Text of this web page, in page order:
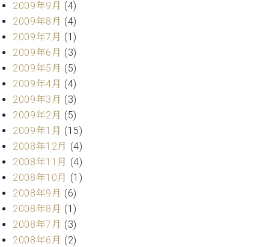
2009年9月 (4)
2009年8月 (4)
2009年7月 (1)
2009年6月 (3)
2009年5月 (5)
2009年4月 (4)
2009年3月 (3)
2009年2月 (5)
2009年1月 (15)
2008年12月 (4)
2008年11月 (4)
2008年10月 (1)
2008年9月 (6)
2008年8月 (1)
2008年7月 (3)
2008年6月 (2)